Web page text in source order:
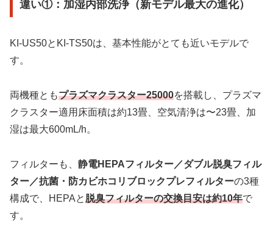
違い①：加湿内部洗浄（新モデル最大の進化）
KI-US50とKI-TS50は、基本性能がとても近いモデルで
す。
両機種ともプラズマクラスター25000を搭載し、プラズマ
クラスター適用床面積は約13畳、空気清浄は〜23畳、加
湿は最大600mL/h。
フィルターも、 静電HEPAフィルター／ダブル脱臭フィル
ター／抗菌・防カビホコリブロックプレフィルターの3種
構成で、HEPAと脱臭フィルターの交換目安は約10年で
す。